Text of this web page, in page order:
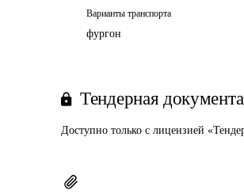
Варианты транспорта
фургон
Тендерная
Доступно только с лицензией